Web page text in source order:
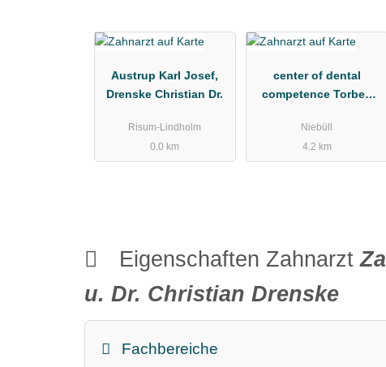
Austrup Karl Josef,
Drenske Christian Dr.
Risum-Lindholm
0.0 km
center of dental
competence Torben
Niebüll
4.2 km
Eigenschaften Zahnarzt
u. Dr. Christian Drenske
Fachbereiche